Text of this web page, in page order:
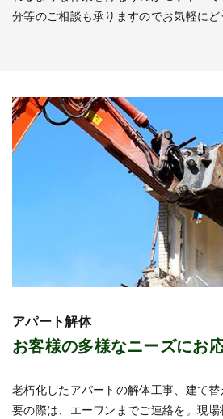
分等のご相談も承りますのでお気軽にど
アパート解体
お客様の多様なニーズにお
老朽化したアパートの解体工事、建て
要の際は、エーワンまでご連絡を。現